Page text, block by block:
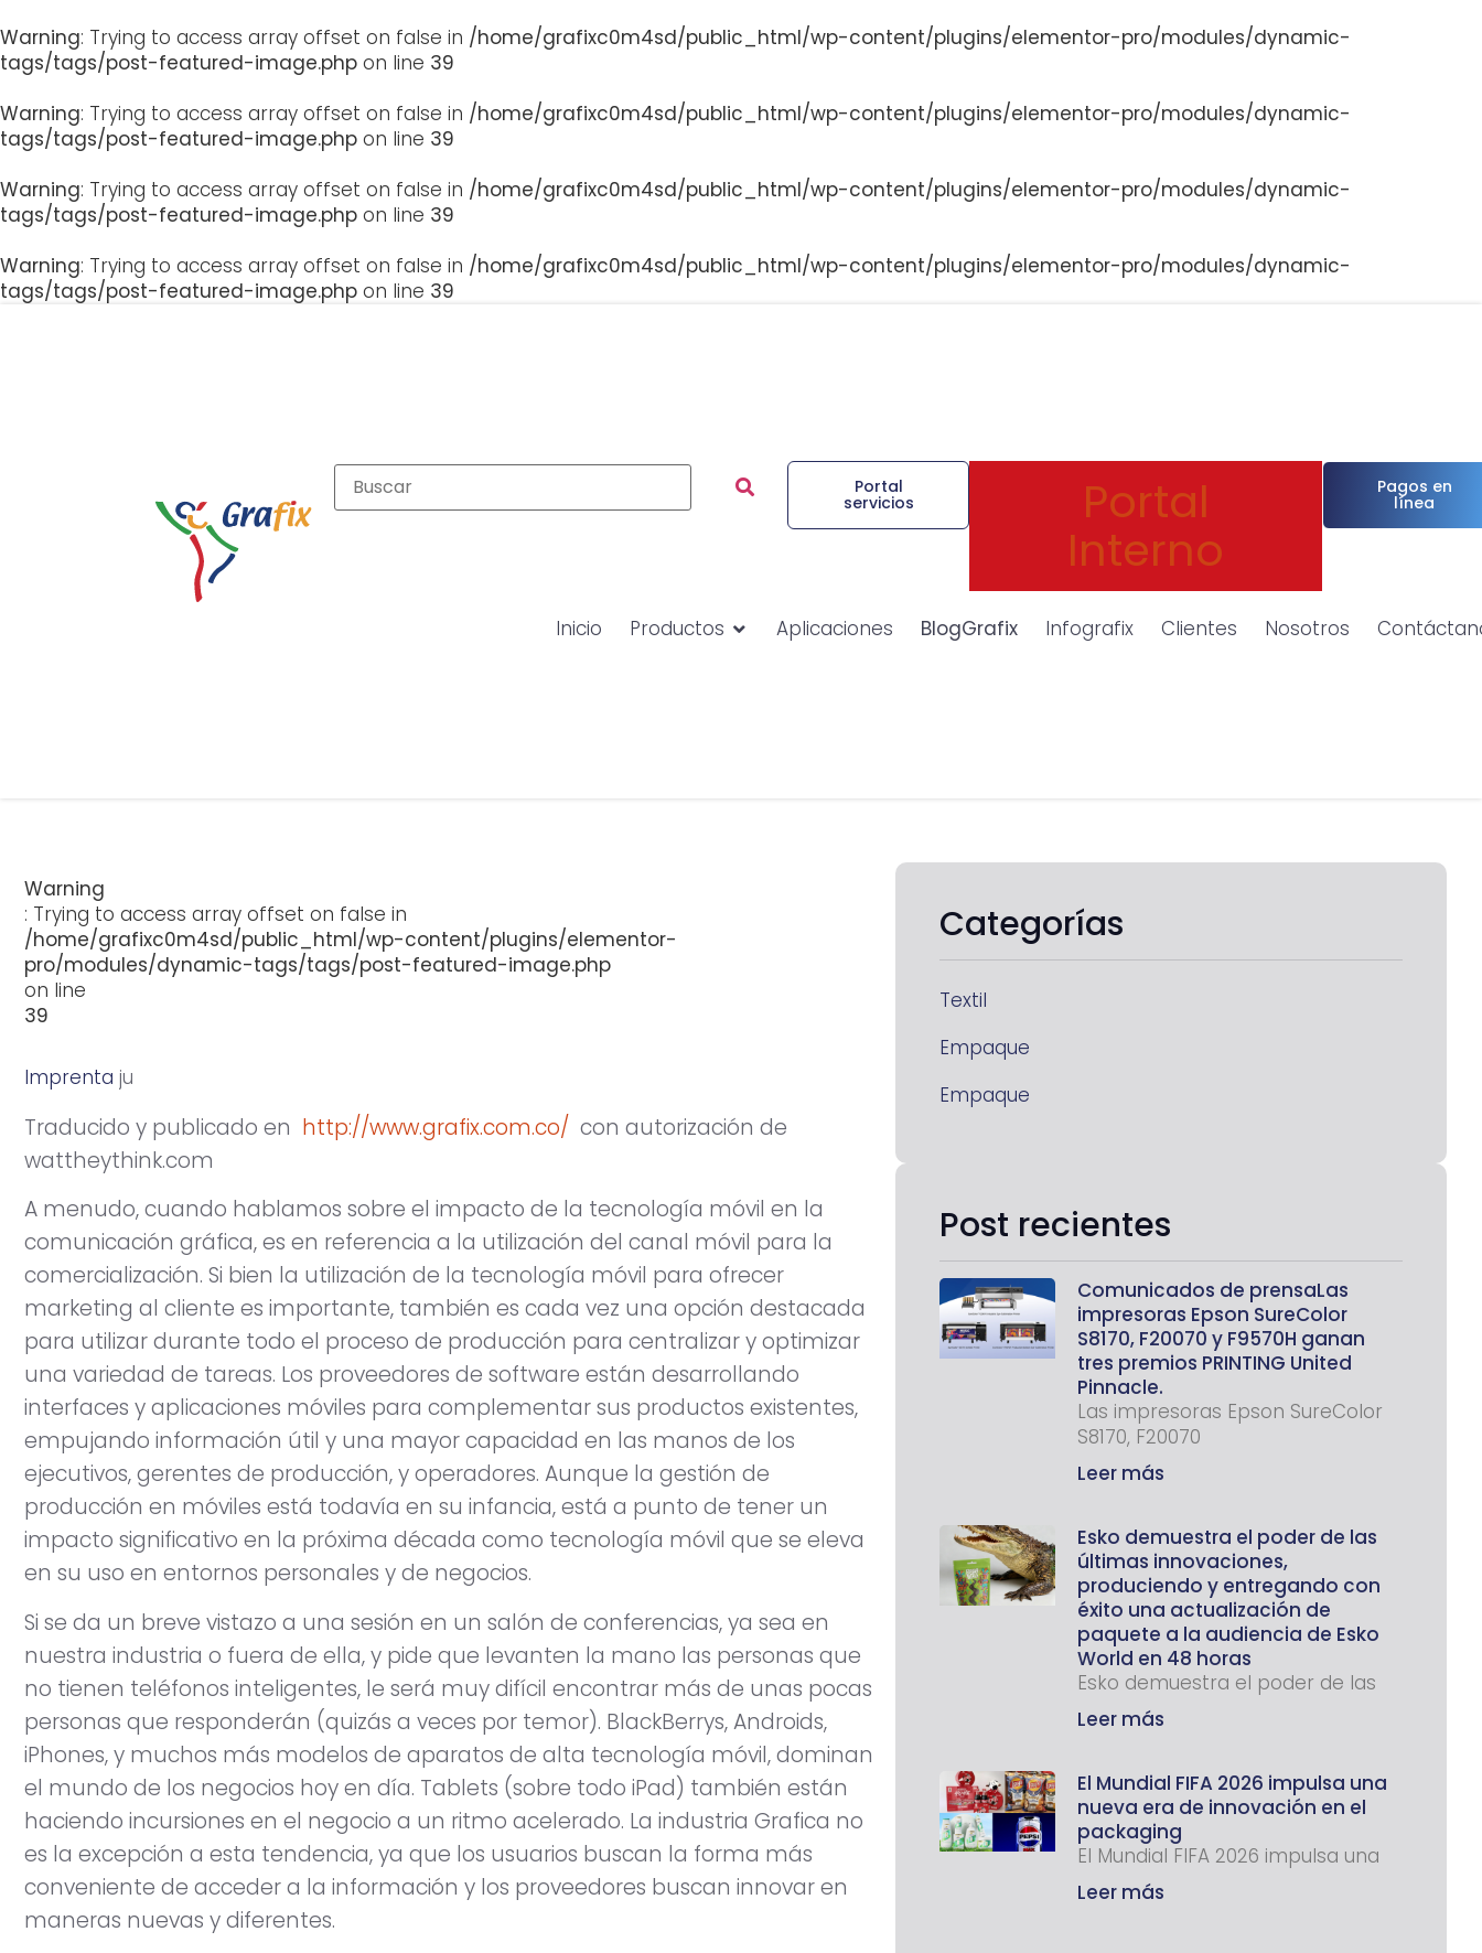
Warning: Trying to access array offset on false in /home/grafixc0m4sd/public_html/wp-content/plugins/elementor-pro/modules/dynamic-
tags/tags/post-featured-image.php on line 39
Warning: Trying to access array offset on false in /home/grafixc0m4sd/public_html/wp-content/plugins/elementor-pro/modules/dynamic-
tags/tags/post-featured-image.php on line 39
Warning: Trying to access array offset on false in /home/grafixc0m4sd/public_html/wp-content/plugins/elementor-pro/modules/dynamic-
tags/tags/post-featured-image.php on line 39
Warning: Trying to access array offset on false in /home/grafixc0m4sd/public_html/wp-content/plugins/elementor-pro/modules/dynamic-
tags/tags/post-featured-image.php on line 39
Portal
servicios Portal
Interno
Pagos en
línea
Inicio Productos Aplicaciones BlogGrafix Infografix Clientes Nosotros
Warning
: Trying to access array offset on false in
/home/grafixc0m4sd/public_html/wp-content/plugins/elementor-
pro/modules/dynamic-tags/tags/post-featured-image.php
on line
39
Imprenta ju
Traducido y publicado en http://www.grafix.com.co/ con autorización de
wattheythink.com
A menudo, cuando hablamos sobre el impacto de la tecnología móvil en la
comunicación gráfica, es en referencia a la utilización del canal móvil para la
comercialización. Si bien la utilización de la tecnología móvil para ofrecer
marketing al cliente es importante, también es cada vez una opción destacada
para utilizar durante todo el proceso de producción para centralizar y optimizar
una variedad de tareas. Los proveedores de software están desarrollando
interfaces y aplicaciones móviles para complementar sus productos existentes,
empujando información útil y una mayor capacidad en las manos de los
ejecutivos, gerentes de producción, y operadores. Aunque la gestión de
producción en móviles está todavía en su infancia, está a punto de tener un
impacto significativo en la próxima década como tecnología móvil que se eleva
en su uso en entornos personales y de negocios.
Si se da un breve vistazo a una sesión en un salón de conferencias, ya sea en
nuestra industria o fuera de ella, y pide que levanten la mano las personas que
no tienen teléfonos inteligentes, le será muy difícil encontrar más de unas pocas
personas que responderán (quizás a veces por temor). BlackBerrys, Androids,
iPhones, y muchos más modelos de aparatos de alta tecnología móvil, dominan
el mundo de los negocios hoy en día. Tablets (sobre todo iPad) también están
haciendo incursiones en el negocio a un ritmo acelerado. La industria Grafica no
es la excepción a esta tendencia, ya que los usuarios buscan la forma más
conveniente de acceder a la información y los proveedores buscan innovar en
maneras nuevas y diferentes.
Categorías
Textil
Empaque
Empaque
Post recientes
Comunicados de prensaLas
impresoras Epson SureColor
S8170, F20070 y F9570H ganan
tres premios PRINTING United
Pinnacle.
Las impresoras Epson SureColor
S8170, F20070
Leer más
Esko demuestra el poder de las
últimas innovaciones,
produciendo y entregando con
éxito una actualización de
paquete a la audiencia de Esko
World en 48 horas
Esko demuestra el poder de las
Leer más
El Mundial FIFA 2026 impulsa una
nueva era de innovación en el
packaging
El Mundial FIFA 2026 impulsa una
Leer más